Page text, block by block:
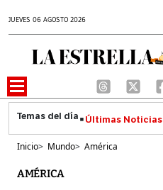
JUEVES 06 AGOSTO 2026
Últimas Noticias
Inicio> Mundo> América
AMÉRICA